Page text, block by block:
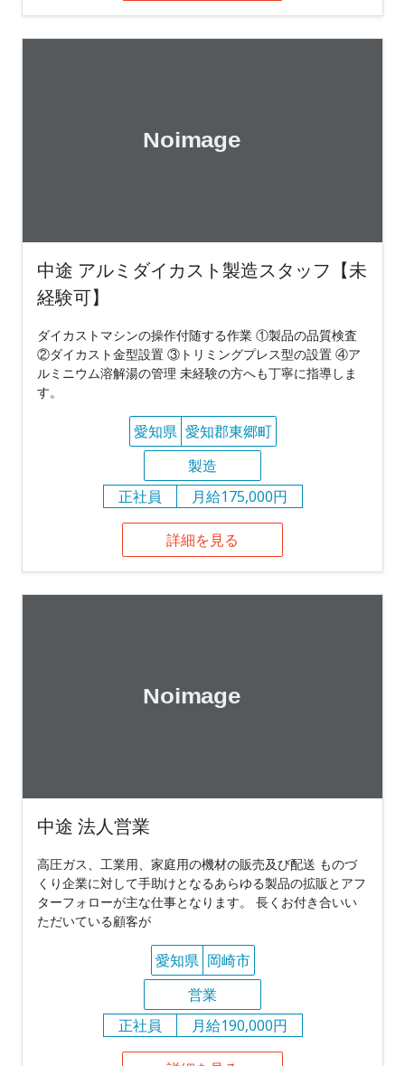
中途 アルミダイカスト製造スタッフ【未
経験可】
ダイカストマシンの操作付随する作業 ①製品の品質検査
②ダイカスト金型設置 ③トリミングプレス型の設置 ④ア
ルミニウム溶解湯の管理 未経験の方へも丁寧に指導しま
す。
愛知県 愛知郡東郷町
製造
正社員
月給175,000円
詳細を見る
中途 法人営業
高圧ガス、工業用、家庭用の機材の販売及び配送 ものづ
くり企業に対して手助けとなるあらゆる製品の拡販とアフ
ターフォローが主な仕事となります。 長くお付き合いい
ただいている顧客が
愛知県 岡崎市
営業
正社員
月給190,000円